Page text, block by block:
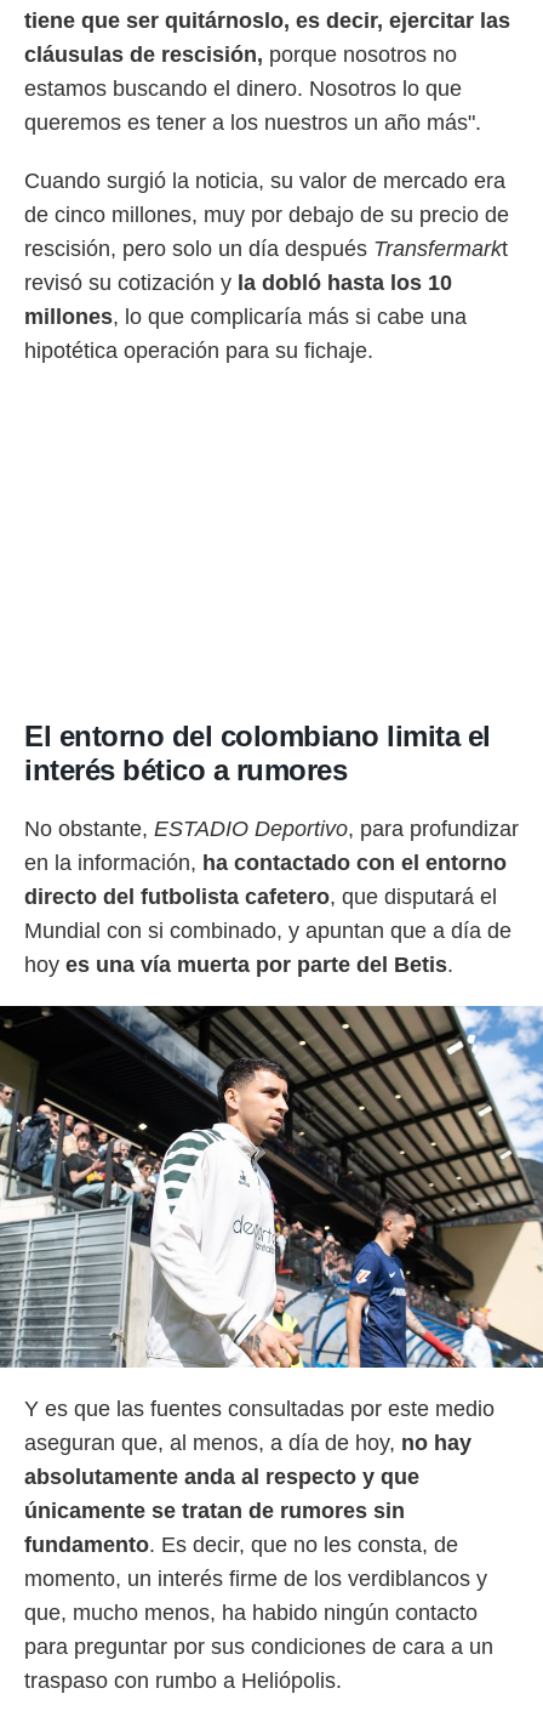
utilizar
crear un
contenido
medir el
de la
el
de
1199
tiene que ser quitárnoslo, es decir, ejercitar las
cláusulas de rescisión, porque nosotros no
estamos buscando el dinero. Nosotros lo que
queremos es tener a los nuestros un año más".
Cuando surgió la noticia, su valor de mercado era
de cinco millones, muy por debajo de su precio de
rescisión, pero solo un día después Transfermarkt
revisó su cotización y la dobló hasta los 10
millones, lo que complicaría más si cabe una
hipotética operación para su fichaje.
El entorno del colombiano limita el
interés bético a rumores
No obstante, ESTADIO Deportivo, para profundizar
en la información, ha contactado con el entorno
directo del futbolista cafetero, que disputará el
Mundial con si combinado, y apuntan que a día de
hoy es una vía muerta por parte del Betis.
Y es que las fuentes consultadas por este medio
aseguran que, al menos, a día de hoy, no hay
absolutamente anda al respecto y que
únicamente se tratan de rumores sin
fundamento. Es decir, que no les consta, de
momento, un interés firme de los verdiblancos y
que, mucho menos, ha habido ningún contacto
para preguntar por sus condiciones de cara a un
traspaso con rumbo a Heliópolis.